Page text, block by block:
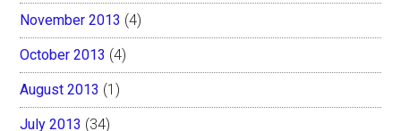
November 2013 (4)
October 2013 (4)
August 2013 (1)
July 2013 (34)